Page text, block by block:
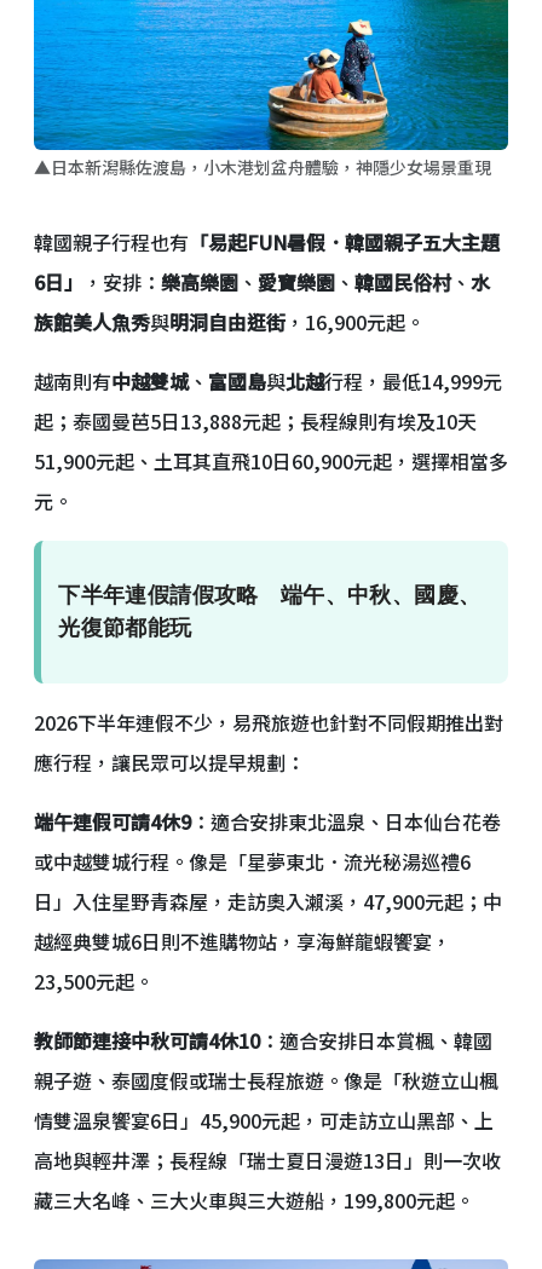
▲日本新潟縣佐渡島，小木港划盆舟體驗，神隱少女場景重現
韓國親子行程也有 「易起FUN暑假．韓國親子五大主題
6日」
，安排： 樂高樂園 、 愛寶樂園 、 韓國民俗村、 水
族館美人魚秀與明洞自由逛街 ，16,900元起。
越南則有中越雙城、 富國島與北越行程，最低14,999元
起；泰國曼芭5日13,888元起；長程線則有埃及10天
51,900元起、土耳其直飛10日60,900元起，選擇相當多
元。
下半年連假請假攻略 端午、中秋、國慶、
光復節都能玩
2026下半年連假不少，易飛旅遊也針對不同假期推出對
應行程，讓民眾可以提早規劃：
端午連假可請4休9：適合安排東北溫泉、日本仙台花卷
或中越雙城行程。像是「星夢東北．流光秘湯巡禮6
日」入住星野青森屋，走訪奧入瀨溪，47,900元起；中
越經典雙城6日則不進購物站，享海鮮龍蝦饗宴，
23,500元起。
教師節連接中秋可請4休10：適合安排日本賞楓、韓國
親子遊、泰國度假或瑞士長程旅遊。像是「秋遊立山楓
情雙溫泉饗宴6日」45,900元起，可走訪立山黑部、上
高地與輕井澤；長程線「瑞士夏日漫遊13日」則一次收
藏三大名峰、三大火車與三大遊船，199,800元起。